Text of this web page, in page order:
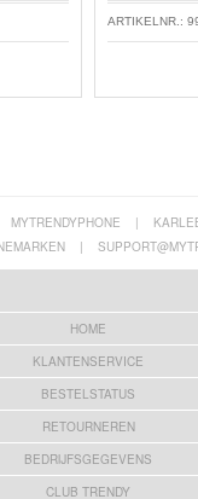
ARTIKELNR.:
MYTRENDYPHONE |
|
HOME
KLANTENSERVICE
BESTELSTATUS
RETOURNEREN
BEDRIJFSGEGEVENS
CLUB TRENDY